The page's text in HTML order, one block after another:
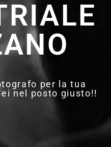
per la tua
nel posto giusto!!